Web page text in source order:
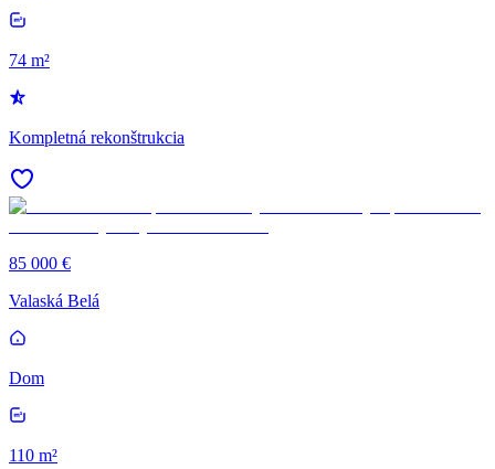
74 m²
Kompletná rekonštrukcia
85 000 €
Valaská Belá
Dom
110 m²